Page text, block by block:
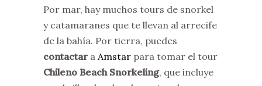
Por mar, hay muchos tours de snorkel
y catamaranes que te llevan al arrecife
de la bahía. Por tierra, puedes
contactar a Amstar para tomar el tour
Chileno Beach Snorkeling, que incluye